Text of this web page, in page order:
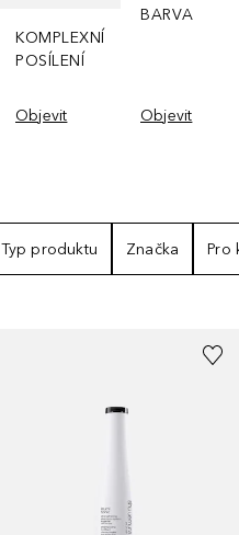
KOMPLEXNÍ
POSÍLENÍ
Objevit
BARVA
Objevit
Typ produktu Značka Pro